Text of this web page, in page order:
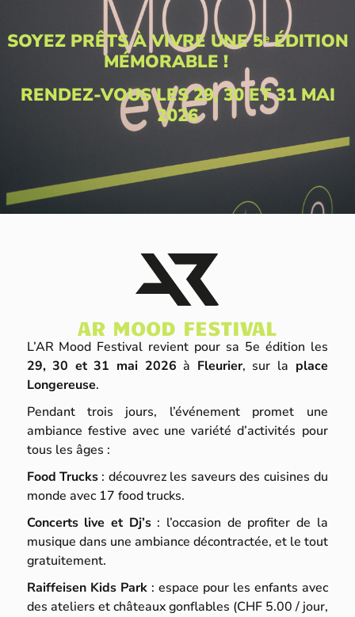
SOYEZ PRÊTS À VIVRE UNE 5ᵉ ÉDITION
MÉMORABLE !
RENDEZ-VOUS LES 29, 30 ET 31 MAI
2026
AR MOOD FESTIVAL
L’AR Mood Festival revient pour sa 5e édition les
29, 30 et 31 mai 2026 à Fleurier, sur la place
Longereuse.
Pendant trois jours, l’événement promet une
ambiance festive avec une variété d’activités pour
tous les âges :
Food Trucks: découvrez les saveurs des cuisines du
monde avec 17 food trucks.
Concerts live et Dj’s: l’occasion de profiter de la
musique dans une ambiance décontractée, et le tout
gratuitement.
Raiffeisen Kids Park: espace pour les enfants avec
des ateliers et châteaux gonflables (CHF 5.00 / jour,